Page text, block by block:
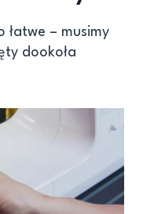
łatwe – musimy
dookoła